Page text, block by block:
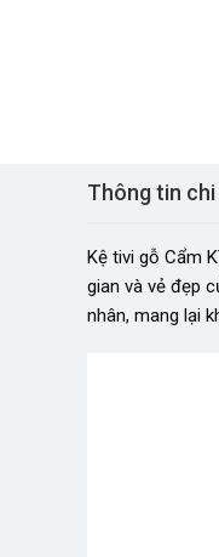
Thông tin
Kệ tivi gỗ Cẩm
gian và vẻ đẹp
nhân, mang lại